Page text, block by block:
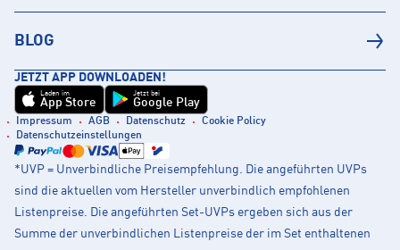
BLOG
JETZT APP DOWNLOADEN!
Laden im
App Store
Jetzt bei
Google Play
Impressum AGB Datenschutz
Cookie Policy
Datenschutzeinstellungen
*UVP = Unverbindliche Preisempfehlung. Die angeführten UVPs
sind die aktuellen vom Hersteller unverbindlich empfohlenen
Listenpreise. Die angeführten Set-UVPs ergeben sich aus der
Summe der unverbindlichen Listenpreise der im Set enthaltenen